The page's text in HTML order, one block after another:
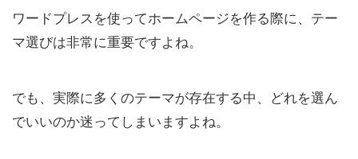
ワードプレスを使ってホームページを作る際に、テー
マ選びは非常に重要ですよね。
でも、実際に多くのテーマが存在する中、どれを選ん
でいいのか迷ってしまいますよね。